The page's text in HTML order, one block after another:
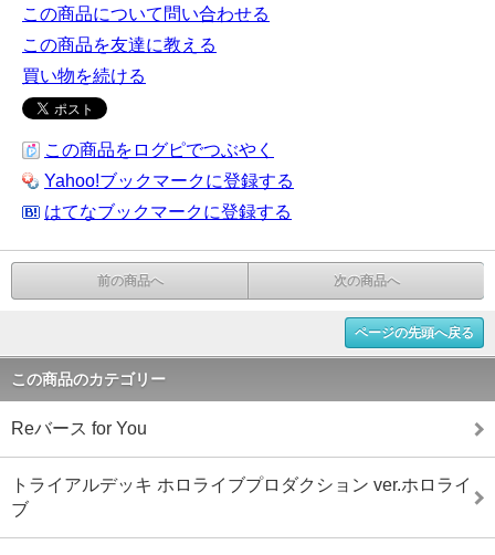
この商品について問い合わせる
この商品を友達に教える
買い物を続ける
この商品をログピでつぶやく
Yahoo!ブックマークに登録する
はてなブックマークに登録する
前の商品へ 次の商品へ
ページの先頭へ戻る
この商品のカテゴリー
Reバース for You
トライアルデッキ ホロライブプロダクション ver.ホロライ
ブ